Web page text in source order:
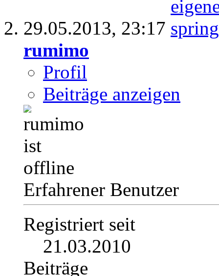
29.05.2013, 23:17
rumimo
Profil
Beiträge anzeigen
Erfahrener Benutzer
Registriert seit
21.03.2010
Beiträge